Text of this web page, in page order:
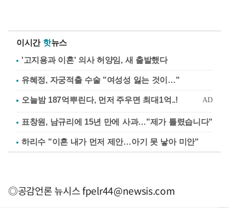
이시간 핫뉴스
'고지용과 이혼' 의사 허양임, 새 출발했다
유혜정, 자궁적출 수술 "여성성 잃는 것이…"
표창원, 남규리에 15년 만에 사과…"제가 틀렸습니다"
하리수 "이혼 내가 먼저 제안…아기 못 낳아 미안"
◎공감언론 뉴시스fpelr44@newsis.com